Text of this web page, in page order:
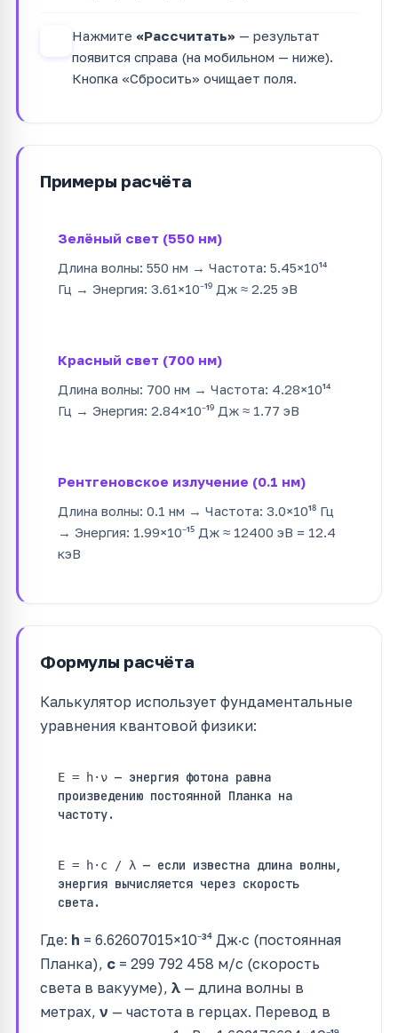
Нажмите «Рассчитать» — результат
появится справа (на мобильном — ниже).
Кнопка «Сбросить» очищает поля.
Примеры расчёта
Зелёный свет (550 нм)
Длина волны: 550 нм → Частота: 5.45×10¹⁴
Гц → Энергия: 3.61×10⁻¹⁹ Дж ≈ 2.25 эВ
Красный свет (700 нм)
Длина волны: 700 нм → Частота: 4.28×10¹⁴
Гц → Энергия: 2.84×10⁻¹⁹ Дж ≈ 1.77 эВ
Рентгеновское излучение (0.1 нм)
Длина волны: 0.1 нм → Частота: 3.0×10¹⁸ Гц
→ Энергия: 1.99×10⁻¹⁵ Дж ≈ 12400 эВ = 12.4
кэВ
Формулы расчёта
Калькулятор использует фундаментальные
уравнения квантовой физики:
E = h·ν — энергия фотона равна
произведению постоянной Планка на
частоту.
E = h·c / λ — если известна длина волны,
энергия вычисляется через скорость
света.
Где: h = 6.62607015×10⁻³⁴ Дж·с (постоянная
Планка), c = 299 792 458 м/с (скорость
света в вакууме), λ — длина волны в
метрах, ν — частота в герцах. Перевод в